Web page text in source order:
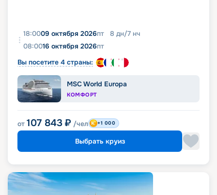
18:0009 октября 2026пт 8 дн/7 нч
08:0016 октября 2026пт
Вы посетите 4 страны:
MSC World Europa
КОМФОРТ
от 107 843 ₽ /чел +1 000
Выбрать круиз